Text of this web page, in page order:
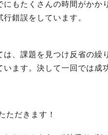
もたくさんの時間がかか
錯誤をしています。
、課題を見つけ反省の繰
ます。決して一回では成
ただきます！